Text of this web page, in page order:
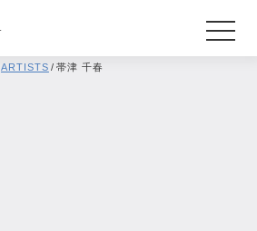
ARTISTS / 帯津 千春